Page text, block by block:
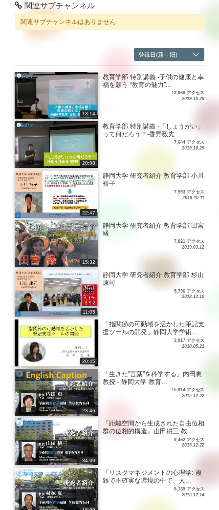
関連サブチャンネル
関連サブチャンネルはありません
登録日(新→旧)
13:14
教育学部 特別講義 -子供の健康と幸
福を願う “教育の魅力”...
13,966 アクセス
2019.10.29
28:08
教育学部 特別講義 -「しょうがい」
って何だろう？-香野毅先...
7,644 アクセス
2019.10.29
22:47
静岡大学 研究者紹介 教育学部 小川
裕子
7,593 アクセス
2019.10.11
15:32
静岡大学 研究者紹介 教育学部 田宮
縁
7,821 アクセス
2019.03.12
11:05
静岡大学 研究者紹介 教育学部 杉山
康司
5,796 アクセス
2018.12.10
20:45
「指関節の可動域を活かした筆記支
援ツールの開発」静岡大学学術...
3,017 アクセス
2018.05.21
23:46
「生きた”言葉”を科学する」内田恵
教授 - 静岡大学 教育...
15,914 アクセス
2015.12.22
34:09
「距離空間から生成された自由位相
群の位相的構造」山田耕三 教...
9,462 アクセス
2015.12.22
「リスクマネジメントの心理学: 複
雑で不確実な環境の中で、人...
9,135 アクセス
2015.12.14